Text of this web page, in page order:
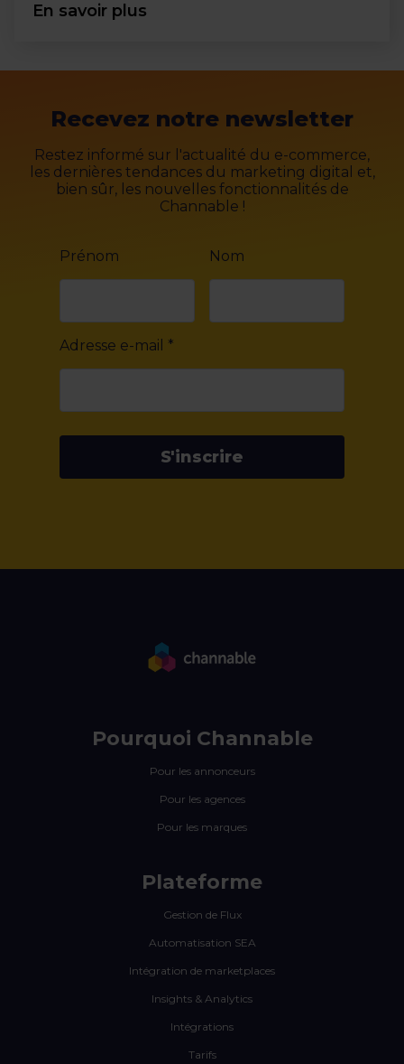
En savoir plus
Recevez notre newsletter
Restez informé sur l'actualité du e-commerce,
les dernières tendances du marketing digital et,
bien sûr, les nouvelles fonctionnalités de
Channable !
Prénom Nom
Adresse e-mail *
S'inscrire
Pourquoi Channable
Pour les annonceurs
Pour les agences
Pour les marques
Plateforme
Gestion de Flux
Automatisation SEA
Intégration de marketplaces
Insights & Analytics
Intégrations
Tarifs